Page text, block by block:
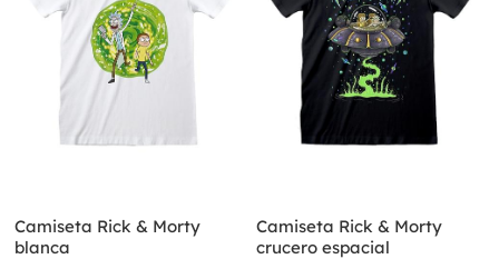
Camiseta Rick & Morty
blanca
Camiseta Rick & Morty
crucero espacial